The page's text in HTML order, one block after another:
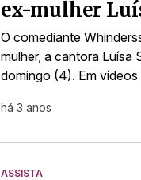
ex-mulher
O comediante
mulher, a cantora Luísa
domingo (4). Em
há 3 anos
ASSISTA